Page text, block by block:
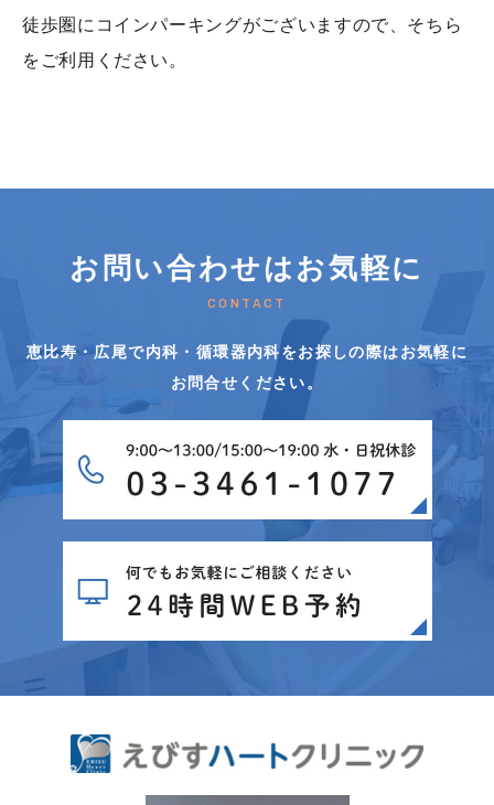
徒歩圏にコインパーキングがございますので、そちら
をご利用ください。
お問い合わせはお気軽に
CONTACT
恵比寿・広尾で内科・循環器内科をお探しの際はお気軽に
お問合せください。